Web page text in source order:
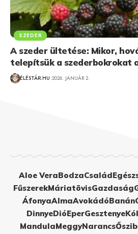
SZEDER
A szeder ültetése: Mikor,
telepítsük a szederbokrokat
ÉLÉSTÁR.HU 2026. JANUÁR 2.
Aloe VeraBodzaCsalád
FűszerekMáriatövisGazdaság
ÁfonyaAlmaAvokádóBanán
DinnyeDióEperGesztenye
MandulaMeggyNarancs